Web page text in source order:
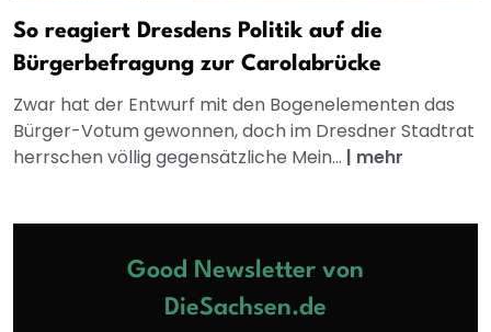
So reagiert Dresdens Politik auf die
Bürgerbefragung zur Carolabrücke
Zwar hat der Entwurf mit den Bogenelementen das
Bürger-Votum gewonnen, doch im Dresdner Stadtrat
herrschen völlig gegensätzliche Mein... | mehr
Good Newsletter von
DieSachsen.de